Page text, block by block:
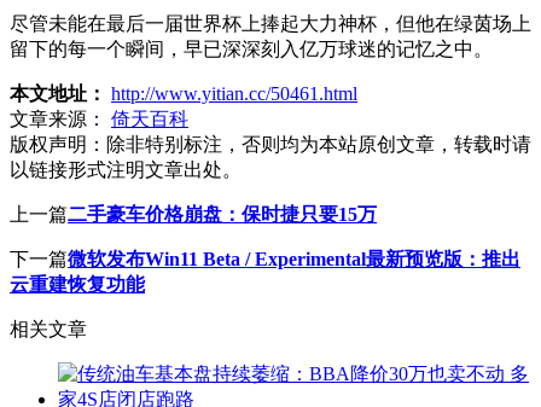
尽管未能在最后一届世界杯上捧起大力神杯，但他在绿茵场上
留下的每一个瞬间，早已深深刻入亿万球迷的记忆之中。
本文地址： http://www.yitian.cc/50461.html
文章来源：
倚天百科
版权声明： 除非特别标注，否则均为本站原创文章，转载时请
以链接形式注明文章出处。
上一篇二手豪车价格崩盘：保时捷只要15万
下一篇微软发布Win11 Beta / Experimental最新预览版：推出
云重建恢复功能
相关文章